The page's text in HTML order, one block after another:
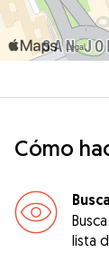
Cómo
lista